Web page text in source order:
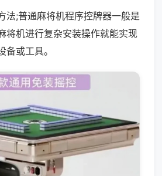
法;普通麻将机程序控牌器一般是
将机进行复杂安装操作就能实现
或工具。